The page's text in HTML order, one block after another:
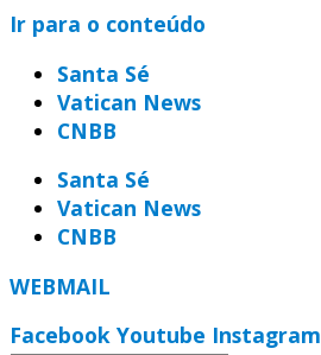
Ir para o conteúdo
Santa Sé
Vatican News
CNBB
Santa Sé
Vatican News
CNBB
WEBMAIL
Facebook Youtube Instagram